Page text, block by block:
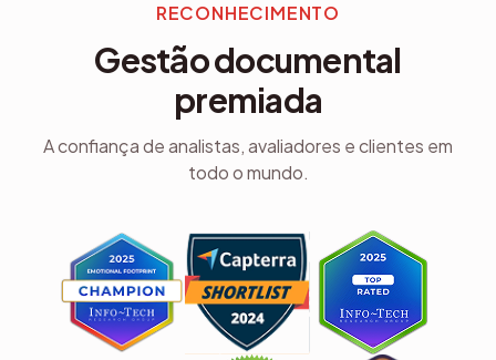
RECONHECIMENTO
Gestão documental
premiada
A confiança de analistas, avaliadores e clientes em
todo o mundo.